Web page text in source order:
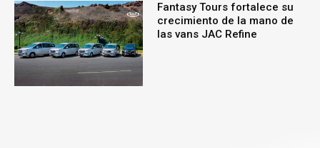
Fantasy Tours fortalece su
crecimiento de la mano de
las vans JAC Refine